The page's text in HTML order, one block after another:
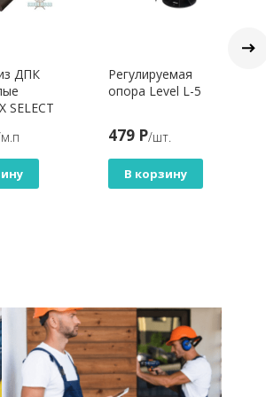
ДПК
SELECT
Регулируемая
опора Level L-5
479 Р/шт.
В корзину